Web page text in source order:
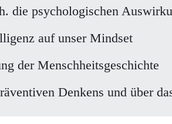
die psychologischen
auf unser Mindset
der Menschheitsgeschichte
Denkens und über